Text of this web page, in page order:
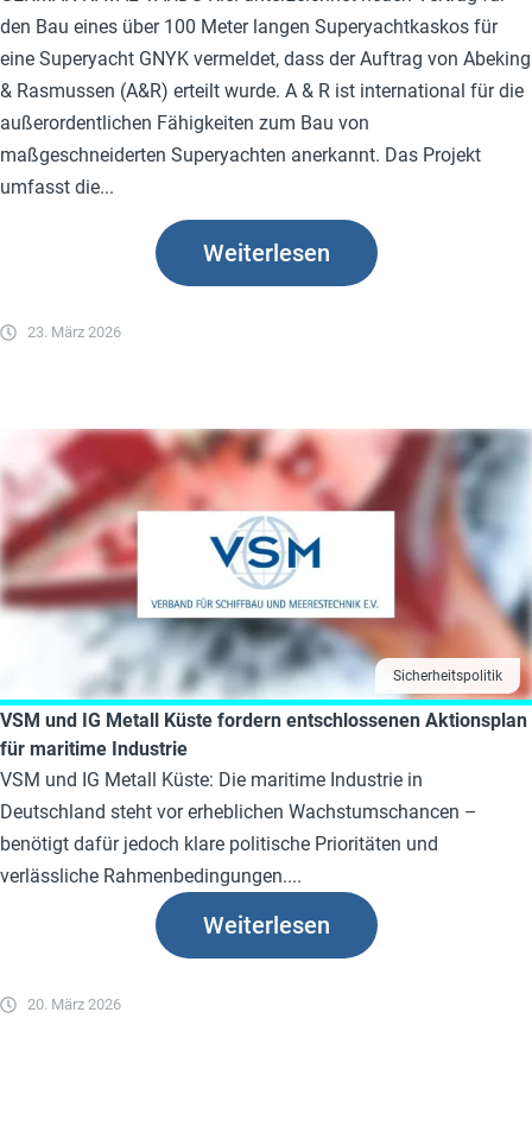
den Bau eines über 100 Meter langen Superyachtkaskos für
eine Superyacht GNYK vermeldet, dass der Auftrag von Abeking
& Rasmussen (A&R) erteilt wurde. A & R ist international für die
außerordentlichen Fähigkeiten zum Bau von
maßgeschneiderten Superyachten anerkannt. Das Projekt
umfasst die...
23. März 2026
Weiterlesen
Sicherheitspolitik
VSM und IG Metall Küste fordern entschlossenen Aktionsplan
für maritime Industrie
VSM und IG Metall Küste: Die maritime Industrie in
Deutschland steht vor erheblichen Wachstumschancen –
benötigt dafür jedoch klare politische Prioritäten und
verlässliche Rahmenbedingungen....
20. März 2026
Weiterlesen